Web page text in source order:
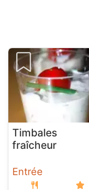
Timbales
fraîcheur
Entrée